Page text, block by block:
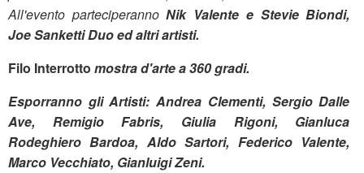
All'evento parteciperannoNik Valente e Stevie Biondi,
Joe Sanketti Duo ed altri artisti.
Filo Interrotto mostra d'arte a 360 gradi.
Esporranno gli Artisti: Andrea Clementi, Sergio Dalle
Ave, Remigio Fabris, Giulia Rigoni, Gianluca
Rodeghiero Bardoa, Aldo Sartori, Federico Valente,
Marco Vecchiato, Gianluigi Zeni.